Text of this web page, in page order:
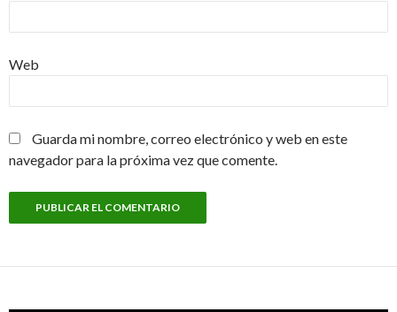
Web
Guarda mi nombre, correo electrónico y web en este
navegador para la próxima vez que comente.